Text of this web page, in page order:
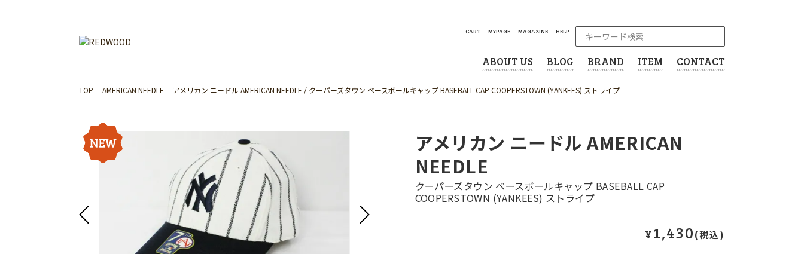
CART MYPAGE MAGAZINE HELP
ABOUT US BLOG BRAND ITEM CONTACT
TOP AMERICAN NEEDLE アメリカン ニードル AMERICAN NEEDLE クーパーズタウン ベースボールキャップ BASEBALL CAP COOPERSTOWN (YANKEES) ストライプ
アメリカン ニードル AMERICAN
NEEDLE
クーパーズタウン ベースボールキャップ BASEBALL CAP
COOPERSTOWN (YANKEES) ストライプ
¥1,430(税込)